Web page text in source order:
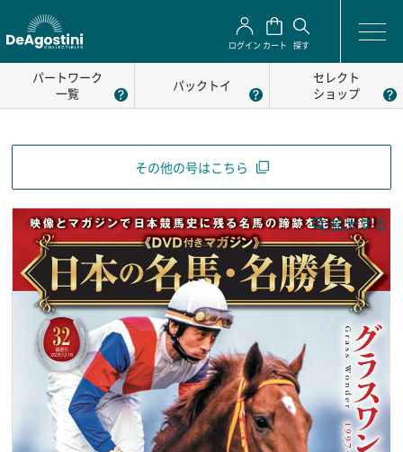
ログイン カート 探す
パートワーク
一覧
パックトイ
セレクト
ショップ
その他の号はこちら